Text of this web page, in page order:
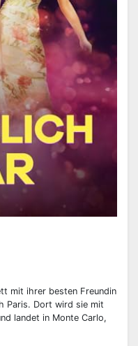
mit ihrer besten Freundin
Paris. Dort wird sie mit
landet in Monte Carlo,